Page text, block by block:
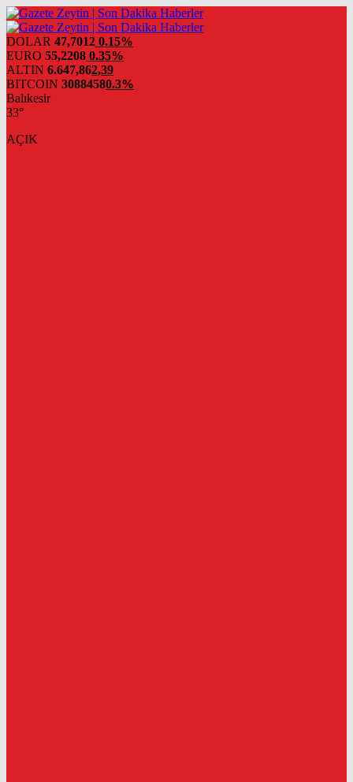
DOLAR 47,7012 0.15%
EURO 55,2208 0.35%
ALTIN 6.647,862,39
BITCOIN 30884580.3%
Balıkesir
33°
AÇIK